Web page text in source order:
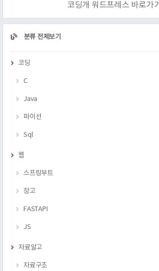
코딩개 워드프레스 바로가기
CATEGORY
분류 전체보기
코딩
C
Java
파이선
Sql
웹
스프링부트
장고
FASTAPI
JS
자료알고
자료구조